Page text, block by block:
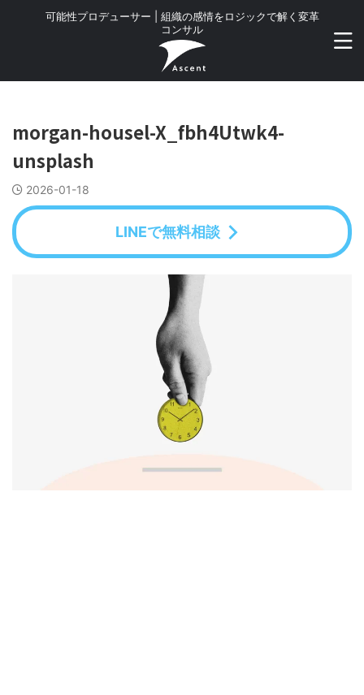
可能性プロデューサー | 組織の感情をロジックで解く変革
コンサル
morgan-housel-X_fbh4Utwk4-
unsplash
2026-01-18
LINEで無料相談